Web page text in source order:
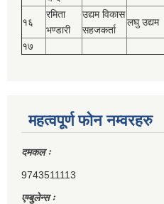
१६
रमिता
भण्डारी
उद्यम विकास
सहजकर्ता
लघु उद्यम
१७
महत्वपूर्ण फोन नम्वरहरु
दमकल ः
9743511113
एम्बुलेन्स ः